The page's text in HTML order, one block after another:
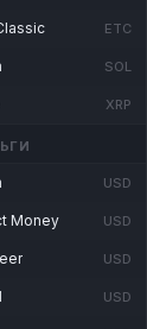
ETC
SOL
XRP
USD
Money USD
USD
USD